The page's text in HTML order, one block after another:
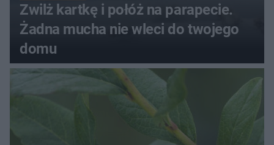
Zwilż kartkę i połóż na parapecie.
Żadna mucha nie wleci do twojego
domu